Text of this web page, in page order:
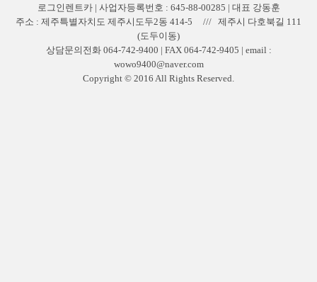
로그인렌트카 | 사업자등록번호 : 645-88-00285 | 대표 강동훈
주소 : 제주특별자치도 제주시도두2동 414-5 /// 제주시 다호북길 111
(도두이동)
상담문의전화 064-742-9400 | FAX 064-742-9405 | email :
wowo9400@naver.com
Copyright © 2016 All Rights Reserved.